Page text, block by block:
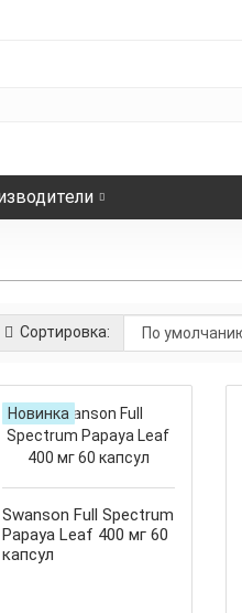
Сортировка:
Новинка
Swanson Full Spectrum
Papaya Leaf 400 мг 60
капсул